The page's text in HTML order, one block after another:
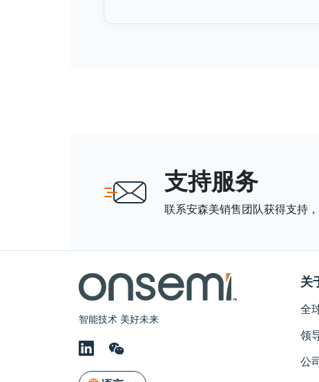
支持服务
联系安森美销售团队获得支持
智能技术 美好未来
关
全
领
公